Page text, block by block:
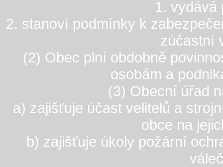
1. vydává
2. stanoví podmínky k
zúčastní
(2) Obec plní obdobně
osobám a
(3) Obecní úřad
a) zajišťuje účast velitelů a
obce na
b) zajišťuje úkoly požární